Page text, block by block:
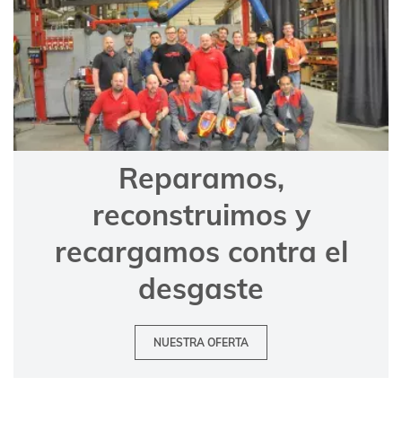
Reparamos,
reconstruimos y
recargamos contra el
desgaste
NUESTRA OFERTA